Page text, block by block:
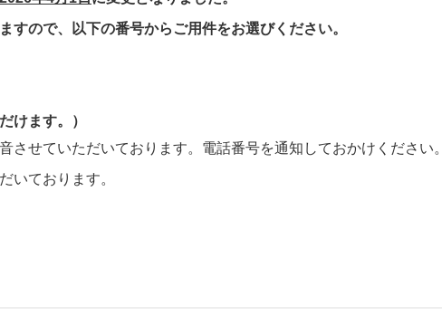
ので、以下の番号からご用件をお選びください。
けます。）
せていただいております。電話番号を通知しておかけください。
いております。